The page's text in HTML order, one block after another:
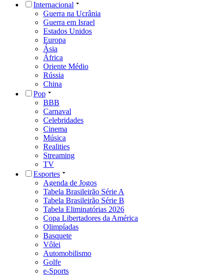
Internacional
Guerra na Ucrânia
Guerra em Israel
Estados Unidos
Europa
Ásia
África
Oriente Médio
Rússia
China
Pop
BBB
Carnaval
Celebridades
Cinema
Música
Realities
Streaming
TV
Esportes
Agenda de Jogos
Tabela Brasileirão Série A
Tabela Brasileirão Série B
Tabela Eliminatórias 2026
Copa Libertadores da América
Olimpíadas
Basquete
Vôlei
Automobilismo
Golfe
e-Sports